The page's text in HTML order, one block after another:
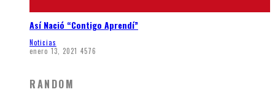
Así Nació “Contigo Aprendí”
Noticias
enero 13, 2021 4576
RANDOM